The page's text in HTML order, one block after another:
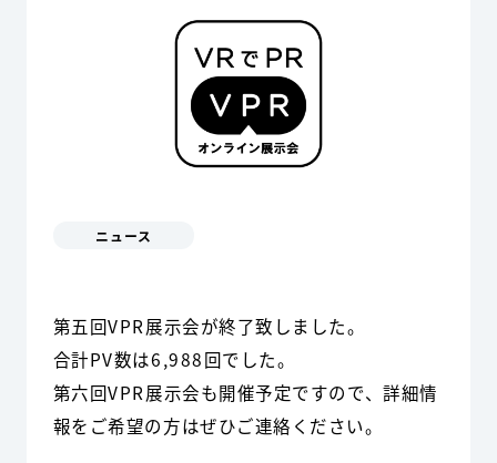
ニュース
第五回VPR展示会が終了致しました。
合計PV数は6,988回でした。
第六回VPR展示会も開催予定ですので、詳細情
報をご希望の方はぜひご連絡ください。